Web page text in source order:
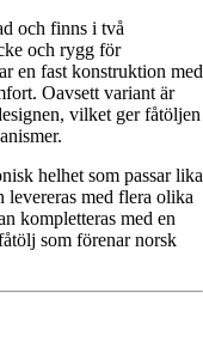
och finns i två
och rygg för
en fast konstruktion med
Oavsett variant är
vilket ger fåtöljen
helhet som passar lika
levereras med flera olika
kompletteras med en
som förenar norsk